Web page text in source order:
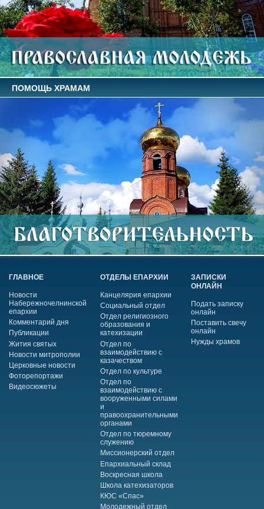
ПОМОЩЬ ХРАМАМ
ГЛАВНОЕ
Новости
Набережночелнинской
епархии
Комментарий дня
Публикации
Жития святых
Новости митрополии
Церковные новости
Фоторепортажи
Видеосюжеты
ОТДЕЛЫ ЕПАРХИИ
Канцелярия епархии
Социальный отдел
Отдел религиозного
образования и
катехизации
Отдел по
взаимодействию с
казачеством
Отдел по культуре
Отдел по
взаимодействию с
вооруженными силами
и
правоохранительными
органами
Отдел по тюремному
служению
Миссионерский отдел
Епархиальный склад
Воскресная школа
Школа катехизаторов
КЮС «Спас»
Молодежный отдел
ЗАПИСКИ
ОНЛАЙН
Подать записку
онлайн
Поставить свечу
онлайн
Нужды храмов